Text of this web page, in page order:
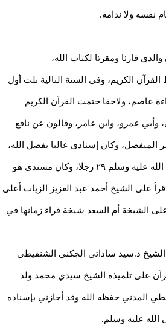
نفسه ولا ندامة.
قارئا ومقرئا لكتاب الله،
حفظ القرآن الكريم، وفي السنة التالية نلت أول
عاصم، ولاحقا ختمت القرآن الكريم
وأبي عمرو، وابن عامر، وقالون عن نافع
وكان إسنادي عاليا بفضل الله،
فبيني وبين رسول الله صلى الله عليه وسلم ٢٩ رجلا، وكان مسندي هو
على الشيخ أحمد عبد العزيز الزيات أعلى
الشيخة أم السعد شيخة قراء زمانها في
د.سيد ساداتي الجكني الشنقيطي
على تلميذه الشيخ سيدي محمد ولد
المدني حفظه الله وقد أجازني بإسناده
عليه وسلم.